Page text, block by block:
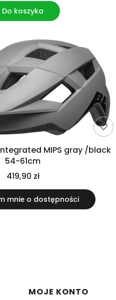
Do koszyka
MIPS gray /black
54-61cm
419,90 zł
mnie o dostępności
MOJE KONTO